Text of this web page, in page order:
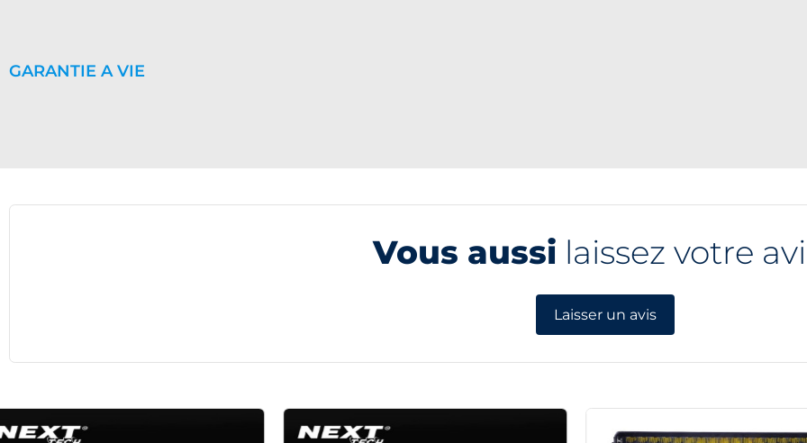
GARANTIE A VIE
Vous aussi laissez votre
Laisser un avis